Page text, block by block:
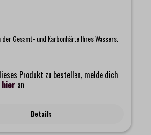
Gesamt- und Karbonhärte Ihres Wassers.
Produkt zu bestellen, melde dich
hier an.
Details